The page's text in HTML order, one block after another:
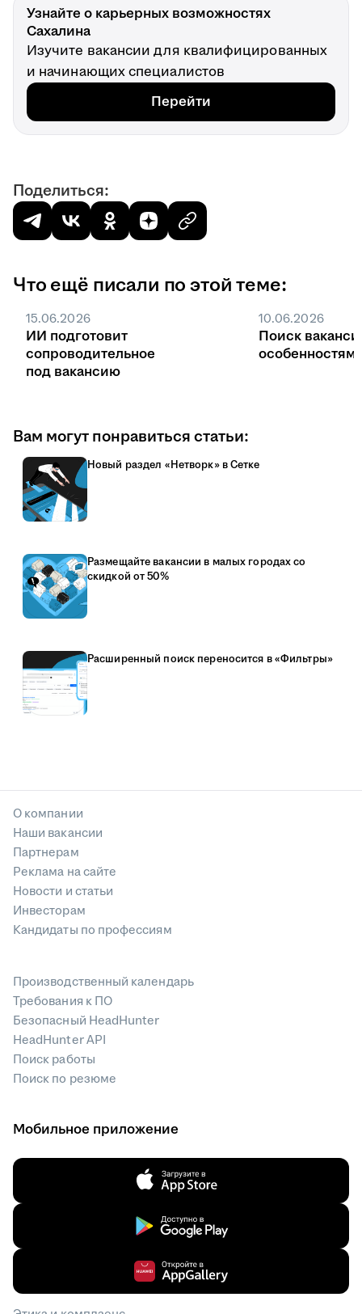
Узнайте о карьерных возможностях
Сахалина
Изучите вакансии для квалифицированных
и начинающих специалистов
Перейти
Поделиться:
Что ещё писали по этой теме:
15.06.2026
ИИ подготовит
сопроводительное
под вакансию
10.06.2026
Поиск
Вам могут понравиться статьи:
Новый раздел «Нетворк» в Сетке
Размещайте вакансии в малых городах со
скидкой от 50%
Расширенный поиск переносится в «Фильтры»
О компании
Наши вакансии
Партнерам
Реклама на сайте
Новости и статьи
Инвесторам
Кандидаты по профессиям
Производственный календарь
Требования к ПО
Безопасный HeadHunter
HeadHunter API
Поиск работы
Поиск по резюме
Мобильное приложение